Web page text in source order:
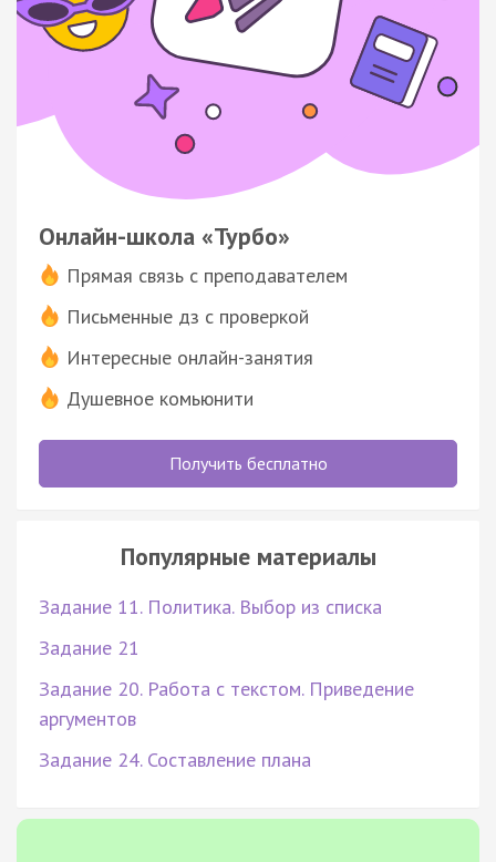
Онлайн-школа «Турбо»
Прямая связь с преподавателем
Письменные дз с проверкой
Интересные онлайн-занятия
Душевное комьюнити
Получить бесплатно
Популярные материалы
Задание 11. Политика. Выбор из списка
Задание 21
Задание 20. Работа с текстом. Приведение
аргументов
Задание 24. Составление плана